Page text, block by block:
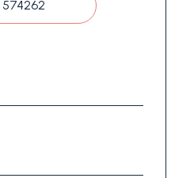
574262